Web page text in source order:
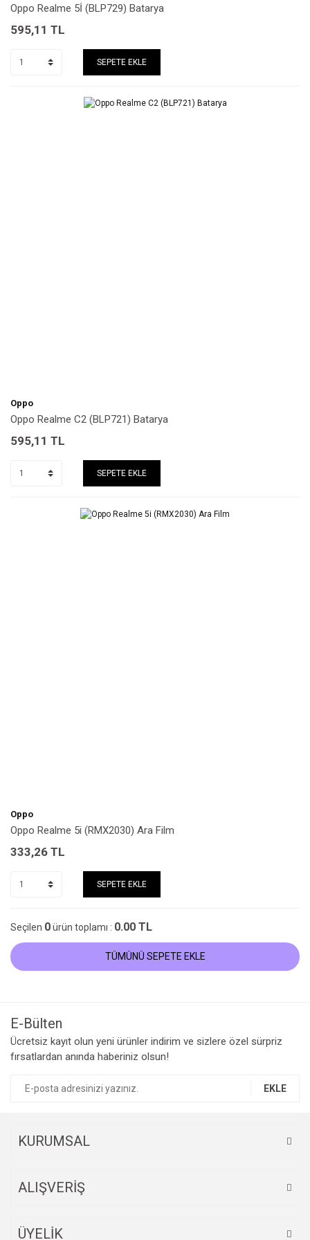
Oppo Realme 5İ (BLP729) Batarya
595,11 TL
SEPETE EKLE
Oppo
Oppo Realme C2 (BLP721) Batarya
595,11 TL
SEPETE EKLE
Oppo
Oppo Realme 5i (RMX2030) Ara Film
333,26 TL
SEPETE EKLE
Seçilen 0ürün toplamı : 0.00 TL
TÜMÜNÜ SEPETE EKLE
E-Bülten
Ücretsiz kayıt olun yeni ürünler indirim ve sizlere özel sürpriz
fırsatlardan anında haberiniz olsun!
EKLE
KURUMSAL
ALIŞVERİŞ
ÜYELİK